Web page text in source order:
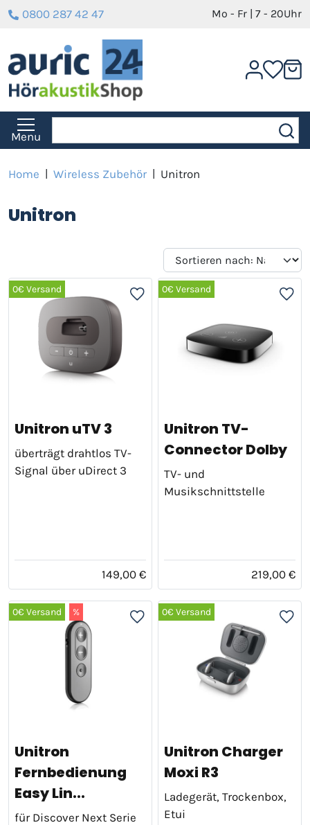
0800 287 42 47 Mo - Fr | 7 - 20Uhr
Menu
Home | Wireless Zubehör | Unitron
Unitron
0€ Versand
Unitron uTV 3
überträgt drahtlos TV-
Signal über uDirect 3
149,00 €
0€ Versand
Unitron TV-
Connector Dolby
TV- und
Musikschnittstelle
219,00 €
0€ Versand %
Unitron
Fernbedienung
Easy Lin...
für Discover Next Serie
0€ Versand
Unitron Charger
Moxi R3
Ladegerät, Trockenbox,
Etui